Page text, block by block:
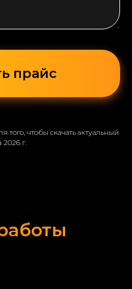
прайс
того, чтобы скачать актуальный
2026 г.